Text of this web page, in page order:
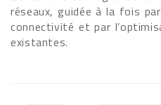
réseaux, guidée à la fois
connectivité et par
existantes.